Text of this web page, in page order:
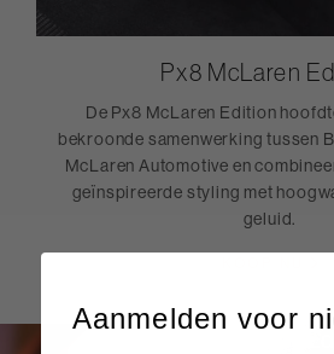
Px8 McLaren
De Px8 McLaren Edition
bekroonde samenwerking tussen
McLaren Automotive en
geïnspireerde styling met
geluid.
Aanmelden voor